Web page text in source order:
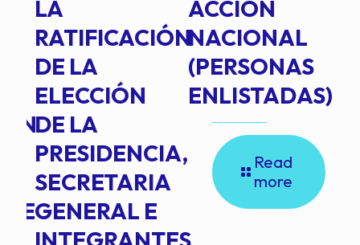
LA
RATIFICACIÓN
DE LA
ELECCIÓN
DE LA
PRESIDENCIA,
SECRETARIA
GENERAL E
ACCIÓN
NACIONAL
(PERSONAS
ENLISTADAS)
Read
more